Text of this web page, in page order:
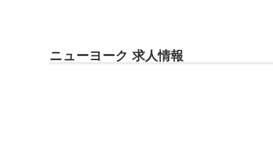
ニューヨーク 求人情報